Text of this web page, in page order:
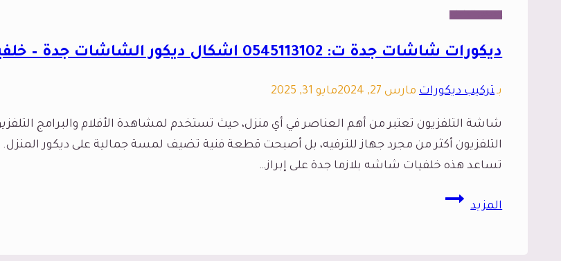
الشيبورد
الديكور الداخلي
ديكورات شاشات جدة ت: 0545113102 اشكال ديكور الشاشات جدة – خلفيات شاشه بلازما جدة
بـتركيب ديكورات مارس 27, 2024 مايو 31, 2025
شاشة التلفزيون تعتبر من أهم العناصر في أي منزل، حيث تستخدم لمشاهدة الأفلام والبرامج
التلفزيون أكثر من مجرد جهاز للترفيه، بل أصبحت قطعة فنية تضيف لمسة جمالية على ديكور المنزل.
تساعد هذه خلفيات شاشه بلازما جدة على إبراز…
المزيد
ديكورات